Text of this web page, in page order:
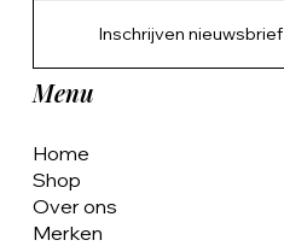
Inschrijven nieuwsbrief
Menu
Home
Shop
Over ons
Merken